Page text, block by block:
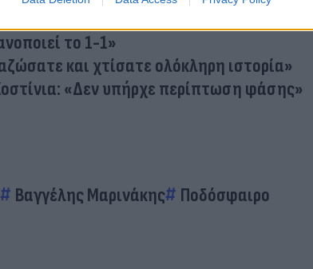
- Άλλαξε όλο το παιχνίδι η αποβολή»
το 1-1»
και χτίσατε ολόκληρη ιστορία»
«Δεν υπήρχε περίπτωση φάσης»
Βαγγέλης Μαρινάκης
Ποδόσφαιρο